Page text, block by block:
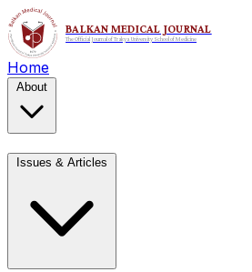
Home
About
Issues & Articles